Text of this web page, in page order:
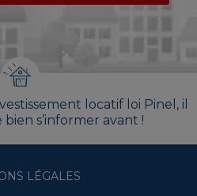
locatif loi Pinel, il
s’informer avant !
LÉGALES